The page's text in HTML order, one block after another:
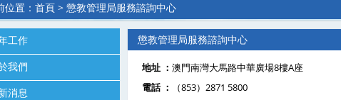
位置： 首頁 > 懲教管理局服務諮詢中心
工作
我們
消息
懲教管理局服務諮詢中心
地址 ： 澳門南灣大馬路中華廣場8樓A座
電話 ：
（853）2871 5800